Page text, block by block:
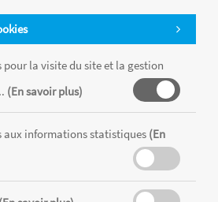
pour la visite du site et la gestion
(En savoir plus)
aux informations statistiques (En
dans la limite des stocks disponibles de